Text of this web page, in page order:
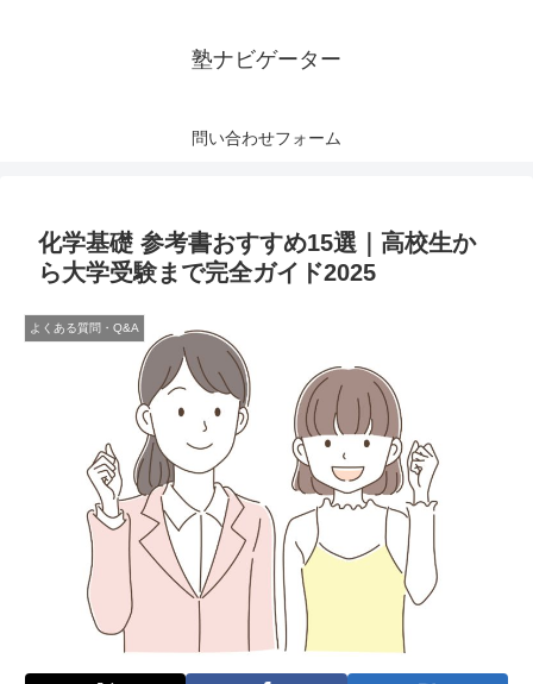
塾ナビゲーター
問い合わせフォーム
化学基礎 参考書おすすめ15選｜高校生か
ら大学受験まで完全ガイド2025
よくある質問・Q&A